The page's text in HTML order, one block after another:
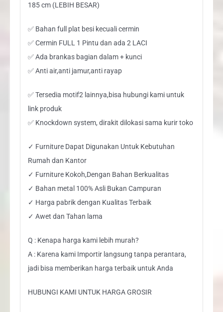
185 cm (LEBIH BESAR)
✅ Bahan full plat besi kecuali cermin
✅ Cermin FULL 1 Pintu dan ada 2 LACI
✅ Ada brankas bagian dalam + kunci
✅ Anti air,anti jamur,anti rayap
✅ Tersedia motif2 lainnya,bisa hubungi kami untuk
link produk
✅ Knockdown system, dirakit dilokasi sama kurir toko
✓ Furniture Dapat Digunakan Untuk Kebutuhan
Rumah dan Kantor
✓ Furniture Kokoh,Dengan Bahan Berkualitas
✓ Bahan metal 100% Asli Bukan Campuran
✓ Harga pabrik dengan Kualitas Terbaik
✓ Awet dan Tahan lama
Q : Kenapa harga kami lebih murah?
A : Karena kami Importir langsung tanpa perantara,
jadi bisa memberikan harga terbaik untuk Anda
HUBUNGI KAMI UNTUK HARGA GROSIR